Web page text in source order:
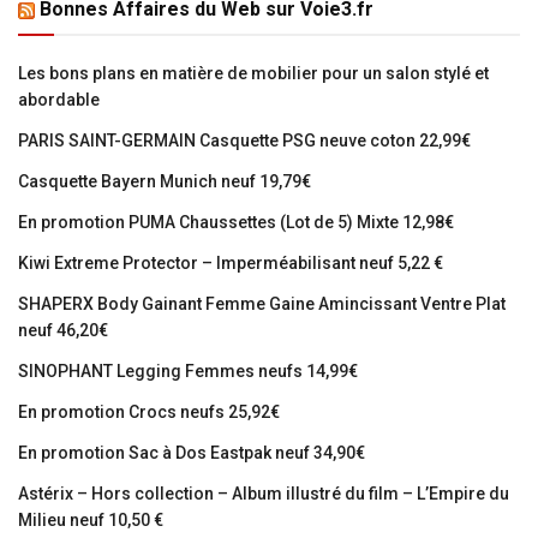
Bonnes Affaires du Web sur Voie3.fr
Les bons plans en matière de mobilier pour un salon stylé et
abordable
PARIS SAINT-GERMAIN Casquette PSG neuve coton 22,99€
Casquette Bayern Munich neuf 19,79€
En promotion PUMA Chaussettes (Lot de 5) Mixte 12,98€
Kiwi Extreme Protector – Imperméabilisant neuf 5,22 €
SHAPERX Body Gainant Femme Gaine Amincissant Ventre Plat
neuf 46,20€
SINOPHANT Legging Femmes neufs 14,99€
En promotion Crocs neufs 25,92€
En promotion Sac à Dos Eastpak neuf 34,90€
Astérix – Hors collection – Album illustré du film – L’Empire du
Milieu neuf 10,50 €